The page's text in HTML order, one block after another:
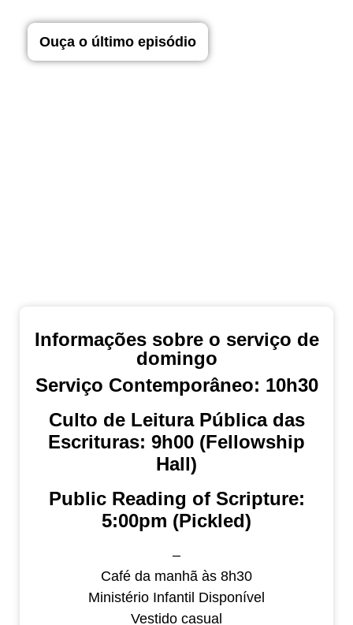
Ouça o último episódio
Informações sobre o serviço de
domingo
Serviço Contemporâneo: 10h30
Culto de Leitura Pública das
Escrituras: 9h00 (Fellowship
Hall)
Public Reading of Scripture:
5:00pm (Pickled)
–
Café da manhã às 8h30
Ministério Infantil Disponível
Vestido casual